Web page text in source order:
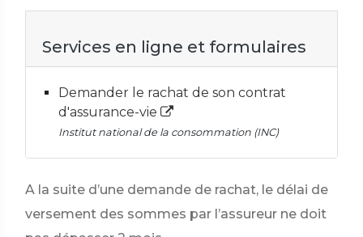
Services en ligne et formulaires
Demander le rachat de son contrat
d'assurance-vie
Institut national de la consommation (INC)
A la suite d’une demande de rachat, le délai de
versement des sommes par l’assureur ne doit